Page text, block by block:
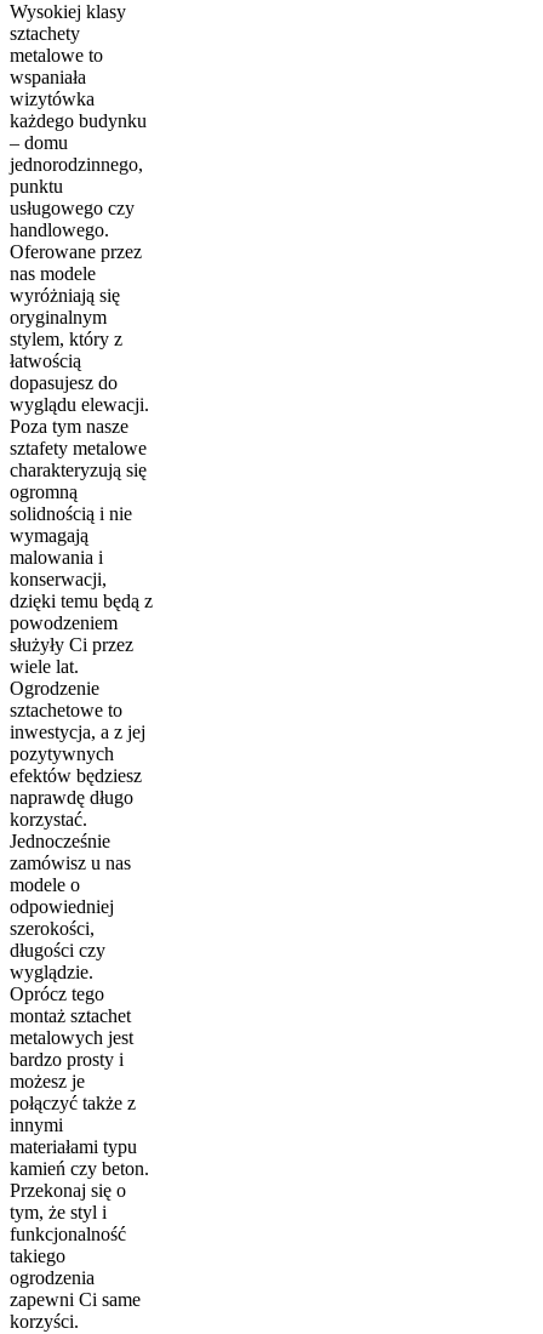
Wysokiej klasy
sztachety
metalowe to
wspaniała
wizytówka
każdego budynku
– domu
jednorodzinnego,
punktu
usługowego czy
handlowego.
Oferowane przez
nas modele
wyróżniają się
oryginalnym
stylem, który z
łatwością
dopasujesz do
wyglądu elewacji.
Poza tym nasze
sztafety metalowe
charakteryzują się
ogromną
solidnością i nie
wymagają
malowania i
konserwacji,
dzięki temu będą z
powodzeniem
służyły Ci przez
wiele lat.
Ogrodzenie
sztachetowe to
inwestycja, a z jej
pozytywnych
efektów będziesz
naprawdę długo
korzystać.
Jednocześnie
zamówisz u nas
modele o
odpowiedniej
szerokości,
długości czy
wyglądzie.
Oprócz tego
montaż sztachet
metalowych jest
bardzo prosty i
możesz je
połączyć także z
innymi
materiałami typu
kamień czy beton.
Przekonaj się o
tym, że styl i
funkcjonalność
takiego
ogrodzenia
zapewni Ci same
korzyści.